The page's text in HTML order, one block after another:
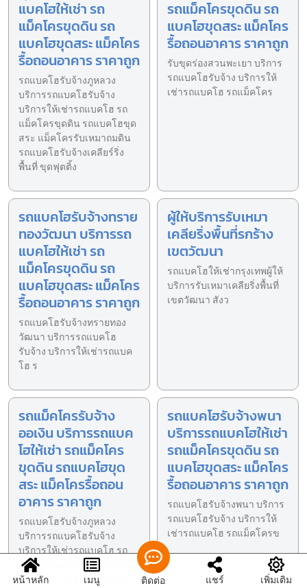
แบคโฮให้เช่า รถ
แม็คโครขุดดิน รถ
แบคโฮขุดสระ แม็คโคร
รื้อถอนอาคาร ราคาถูก
รถแบคโฮรับจ้างภูหลวง
บริการรถแบคโฮรับจ้าง
บริการให้เช่ารถแบคโฮ รถ
แม็คโครขุดดิน รถแบคโฮขุด
สระ แม็คโครรับเหมาถมดิน
รถแบคโฮรับจ้างเคลียร์ริ่ง
พื้นที่ ขุดฟุตติ้ง
รถแม็คโครขุดดิน รถ
แบคโฮขุดสระ แม็คโคร
รื้อถอนอาคาร ราคาถูก
รับขุดร่องสวนพะเยา บริการ
รถแบคโฮรับจ้าง บริการให้
เช่ารถแบคโฮ รถแม็คโคร
รถแบคโฮรับจ้างทราย
ทองวัฒนา บริการรถ
แบคโฮให้เช่า รถ
แม็คโครขุดดิน รถ
แบคโฮขุดสระ แม็คโคร
รื้อถอนอาคาร ราคาถูก
รถแบคโฮรับจ้างทรายทอง
วัฒนา บริการรถแบคโฮ
รับจ้าง บริการให้เช่ารถแบค
โฮ ร
ผู้ให้บริการรับเหมา
เคลียริ่งพื้นที่รกร้าง
เขตวัฒนา
รถแบคโฮให้เช่ากรุงเทพผู้ให้
บริการรับเหมาเคลียริ่งพื้นที่
เขตวัฒนา สังว
รถแม็คโครรับจ้าง
ออเงิน บริการรถแบค
โฮให้เช่า รถแม็คโคร
ขุดดิน รถแบคโฮขุด
สระ แม็คโครรื้อถอน
อาคาร ราคาถูก
รถแบคโฮรับจ้างภูหลวง
บริการรถแบคโฮรับจ้าง
บริการให้เช่ารถแบคโฮ รถ
แม็คโครขุดดิน รถแบคโฮขุด
สระ แม็คโครรับเหมาถมดิน
รถแบคโฮรับจ้างพนา
บริการรถแบคโฮให้เช่า
รถแม็คโครขุดดิน รถ
แบคโฮขุดสระ แม็คโคร
รื้อถอนอาคาร ราคาถูก
รถแบคโฮรับจ้างพนา บริการ
รถแบคโฮรับจ้าง บริการให้
เช่ารถแบคโฮ รถแม็คโครข
หน้าหลัก เมนู ติดต่อ แชร์ เพิ่มเติม